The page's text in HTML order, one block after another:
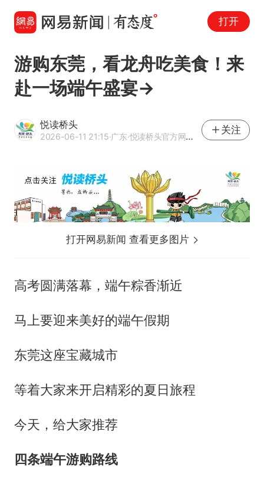
打开
游购东莞，看龙舟吃美食！来
赴一场端午盛宴→
悦读桥头
2026-06-11 21:15·广东·悦读桥头官方网易号
关注
打开网易新闻 查看更多图片
高考圆满落幕，端午粽香渐近
马上要迎来美好的端午假期
东莞这座宝藏城市
等着大家来开启精彩的夏日旅程
今天，给大家推荐
四条端午游购路线